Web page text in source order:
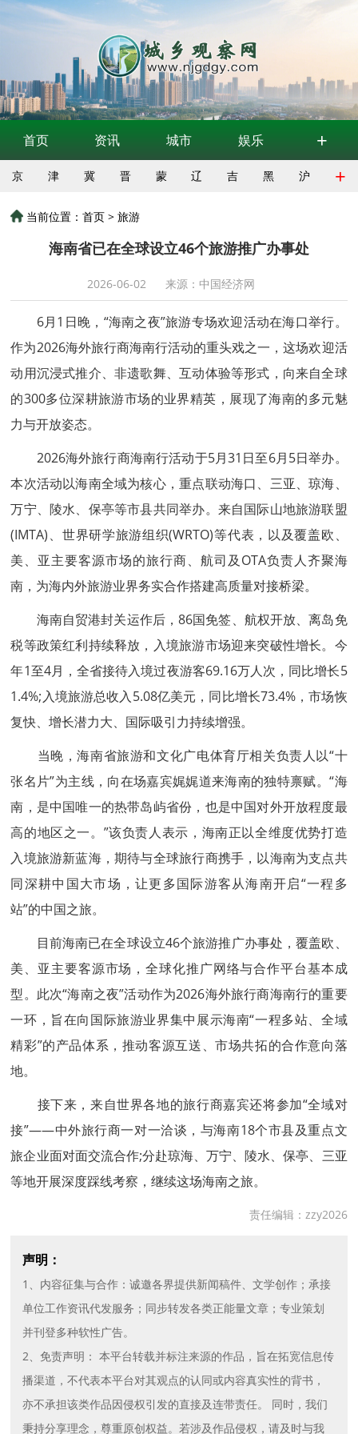
首页 资讯 城市 娱乐 +
京 津 冀 晋 蒙 辽 吉 黑 沪 +
当前位置：首页 >旅游
海南省已在全球设立46个旅游推广办事处
2026-06-02 来源：中国经济网
6月1日晚，“海南之夜”旅游专场欢迎活动在海口举行。
作为2026海外旅行商海南行活动的重头戏之一，这场欢迎活
动用沉浸式推介、非遗歌舞、互动体验等形式，向来自全球
的300多位深耕旅游市场的业界精英，展现了海南的多元魅
力与开放姿态。
2026海外旅行商海南行活动于5月31日至6月5日举办。
本次活动以海南全域为核心，重点联动海口、三亚、琼海、
万宁、陵水、保亭等市县共同举办。来自国际山地旅游联盟
(IMTA)、世界研学旅游组织(WRTO)等代表，以及覆盖欧、
美、亚主要客源市场的旅行商、航司及OTA负责人齐聚海
南，为海内外旅游业界务实合作搭建高质量对接桥梁。
海南自贸港封关运作后，86国免签、航权开放、离岛免
税等政策红利持续释放，入境旅游市场迎来突破性增长。今
年1至4月，全省接待入境过夜游客69.16万人次，同比增长5
1.4%;入境旅游总收入5.08亿美元，同比增长73.4%，市场恢
复快、增长潜力大、国际吸引力持续增强。
当晚，海南省旅游和文化广电体育厅相关负责人以“十
张名片”为主线，向在场嘉宾娓娓道来海南的独特禀赋。“海
南，是中国唯一的热带岛屿省份，也是中国对外开放程度最
高的地区之一。”该负责人表示，海南正以全维度优势打造
入境旅游新蓝海，期待与全球旅行商携手，以海南为支点共
同深耕中国大市场，让更多国际游客从海南开启“一程多
站”的中国之旅。
目前海南已在全球设立46个旅游推广办事处，覆盖欧、
美、亚主要客源市场，全球化推广网络与合作平台基本成
型。此次“海南之夜”活动作为2026海外旅行商海南行的重要
一环，旨在向国际旅游业界集中展示海南“一程多站、全域
精彩”的产品体系，推动客源互送、市场共拓的合作意向落
地。
接下来，来自世界各地的旅行商嘉宾还将参加“全域对
接”——中外旅行商一对一洽谈，与海南18个市县及重点文
旅企业面对面交流合作;分赴琼海、万宁、陵水、保亭、三亚
等地开展深度踩线考察，继续这场海南之旅。
责任编辑：zzy2026
声明：
1、内容征集与合作：诚邀各界提供新闻稿件、文学创作；承接
单位工作资讯代发服务；同步转发各类正能量文章；专业策划
并刊登多种软性广告。
2、免责声明： 本平台转载并标注来源的作品，旨在拓宽信息传
播渠道，不代表本平台对其观点的认同或内容真实性的背书，
亦不承担该类作品因侵权引发的直接及连带责任。 同时，我们
秉持分享理念，尊重原创权益。若涉及作品侵权，请及时与我